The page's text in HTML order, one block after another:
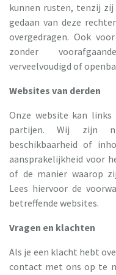
kunnen rusten, tenzij
gedaan van deze
overgedragen. Ook
zonder
verveelvoudigd of
Websites van derden
Onze website kan links
partijen. Wij zijn
beschikbaarheid of
aansprakelijkheid voor
of de manier waarop
Lees hiervoor de
betreffende websites.
Vragen en klachten
Als je een klacht hebt
contact met ons op te